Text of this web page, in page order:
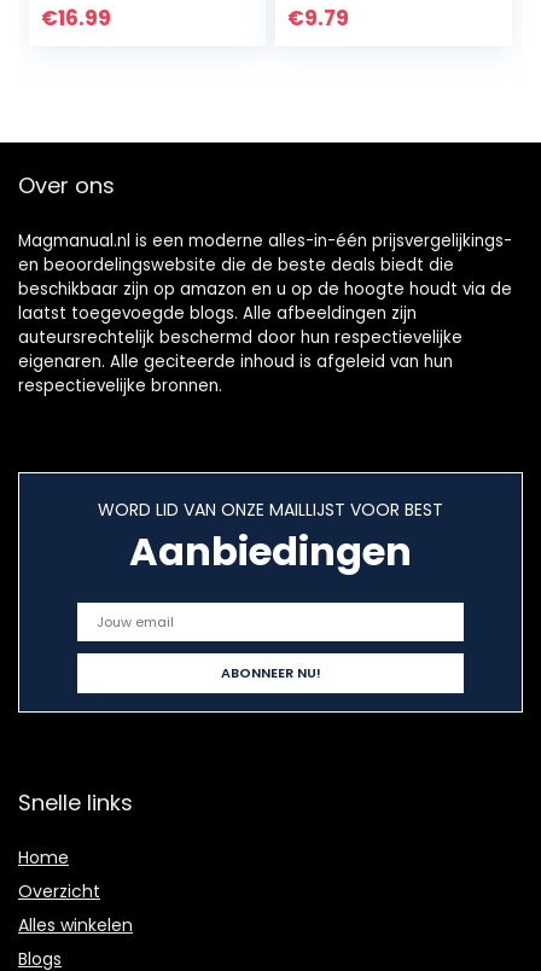
CR2032 3V
€16.99
met 10 stuks
€9.79
Over ons
Magmanual.nl is een moderne alles-in-één prijsvergelijkings-
en beoordelingswebsite die de beste deals biedt die
beschikbaar zijn op amazon en u op de hoogte houdt via de
laatst toegevoegde blogs. Alle afbeeldingen zijn
auteursrechtelijk beschermd door hun respectievelijke
eigenaren. Alle geciteerde inhoud is afgeleid van hun
respectievelijke bronnen.
WORD LID VAN ONZE MAILLIJST VOOR BEST
Aanbiedingen
Snelle links
Home
Overzicht
Alles winkelen
Blogs